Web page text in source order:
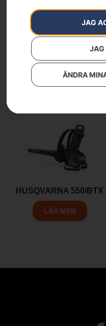
JAG
JAG
ÄNDRA
HUSQVARNA 345BT
LÄS MER
HUSQVARNA 550iBTX
LÄS MER